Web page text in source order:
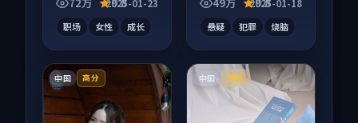
2025-01-23
职场 女性 成长
2025-01-18
悬疑 犯罪 烧脑
中国 高分 中国 完结